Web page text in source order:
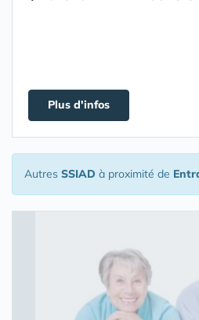
Plus d'infos
Autres SSIAD à proximité de